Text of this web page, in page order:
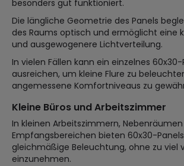
besonders gut funktioniert.
Die längliche Geometrie des Panels
des Raums optisch und ermöglicht eine
und ausgewogenere Lichtverteilung.
In vielen Fällen kann ein einzelnes 60x30-
ausreichen, um kleine Flure zu
angemessene Komfortniveaus zu
Kleine Büros und Arbeitszimmer
In kleinen Arbeitszimmern,
Empfangsbereichen bieten 60x30-
gleichmäßige Beleuchtung, ohne zu viel
einzunehmen.